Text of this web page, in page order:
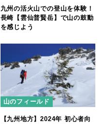
九州の活火山での登山を体験！
長崎【雲仙普賢岳】で山の鼓動
を感じよう
山のフィールド
【九州地方】2024年 初心者向